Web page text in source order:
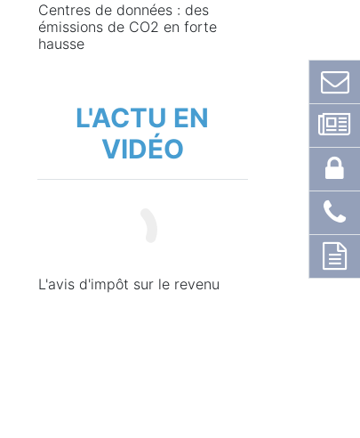
Centres de données : des
émissions de CO2 en forte
hausse
L'ACTU EN
VIDÉO
L'avis d'impôt sur le revenu